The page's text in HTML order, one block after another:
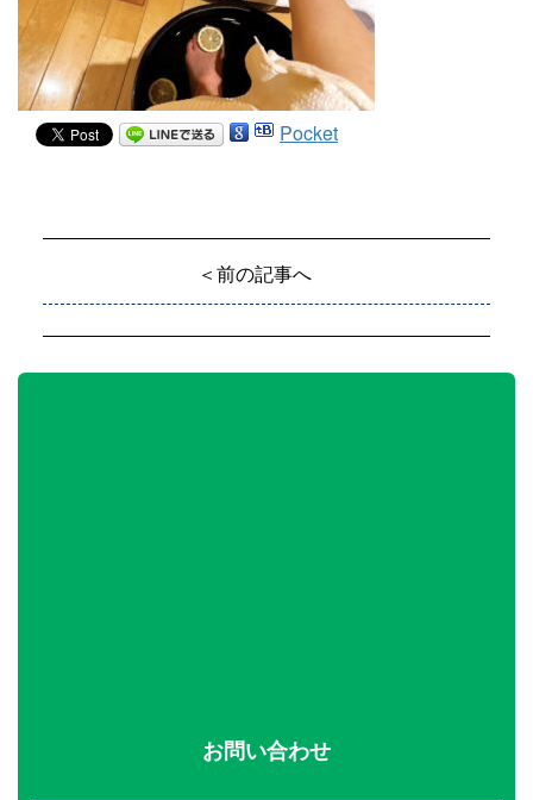
Pocket
＜前の記事へ
お問い合わせ